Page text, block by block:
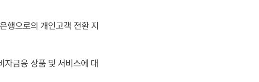
행으로의 개인고객 전환 지
자금융 상품 및 서비스에 대